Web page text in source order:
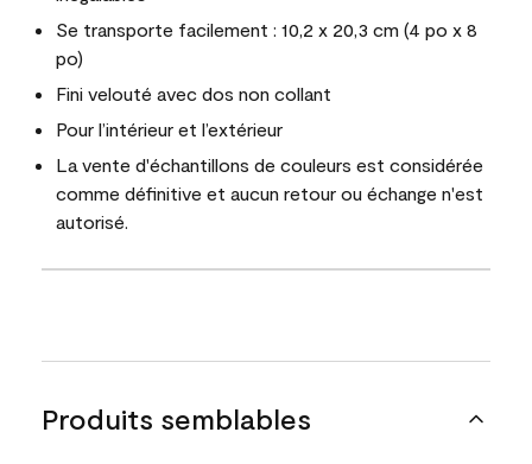
Se transporte facilement : 10,2 x 20,3 cm (4 po x 8
po)
Fini velouté avec dos non collant
Pour l’intérieur et l’extérieur
La vente d'échantillons de couleurs est considérée
comme définitive et aucun retour ou échange n'est
autorisé.
Produits semblables